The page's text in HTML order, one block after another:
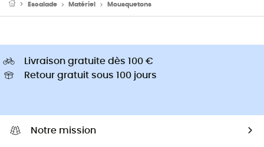
Escalade Matériel Mousquetons
Livraison gratuite dès 100 €
Retour gratuit sous 100 jours
Notre mission